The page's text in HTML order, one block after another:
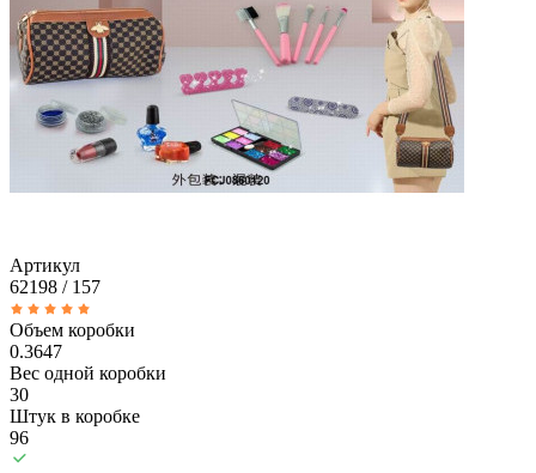
Артикул
62198 / 157
Объем коробки
0.3647
Вес одной коробки
30
Штук в коробке
96